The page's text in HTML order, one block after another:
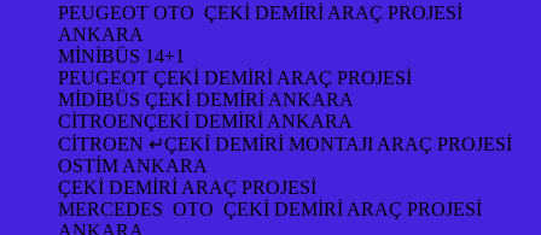
PEUGEOT OTO ÇEKİ DEMİRİ ARAÇ PROJESİ
ANKARA
MİNİBÜS 14+1
PEUGEOT ÇEKİ DEMİRİ ARAÇ PROJESİ
MİDİBÜS ÇEKİ DEMİRİ ANKARA
CİTROENÇEKİ DEMİRİ ANKARA
CİTROEN ↵ÇEKİ DEMİRİ MONTAJI ARAÇ PROJESİ
OSTİM ANKARA
ÇEKİ DEMİRİ ARAÇ PROJESİ
MERCEDES OTO ÇEKİ DEMİRİ ARAÇ PROJESİ
ANKARA